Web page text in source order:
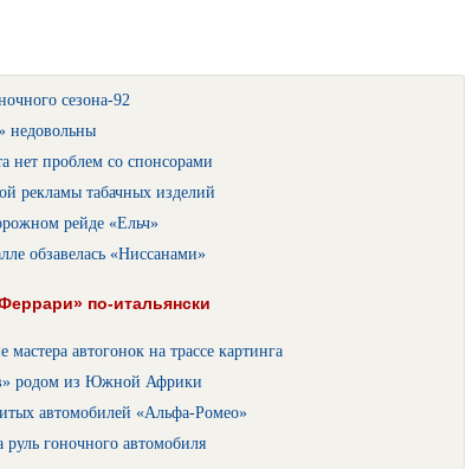
сезона-92
недовольны
нет проблем со спонсорами
рекламы табачных изделий
рейде «Ельч»
обзавелась «Ниссанами»
по-итальянски
автогонок на трассе картинга
родом из Южной Африки
автомобилей «Альфа-Ромео»
руль гоночного автомобиля